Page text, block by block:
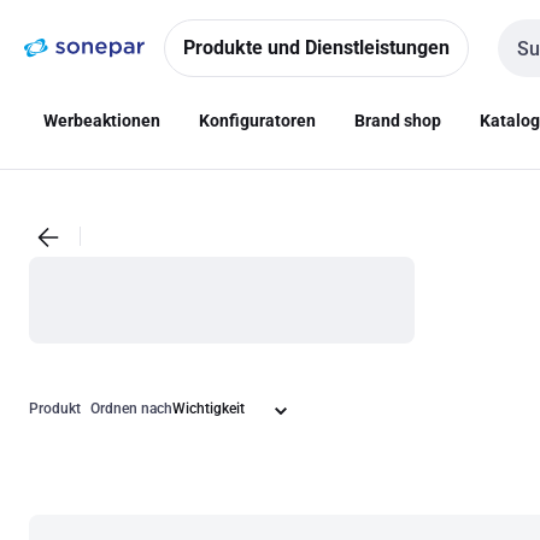
NavigationInhalt
Produkte und Dienstleistungen
Werbeaktionen Konfiguratoren Brand shop
Produkt Ordnen nach